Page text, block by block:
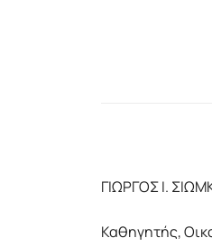
ΓΙΩΡΓΟΣ Ι.
Καθηγητής,